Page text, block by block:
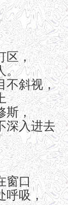
区，
。
不斜视，
斯，
深入进去
窗口
呼吸，